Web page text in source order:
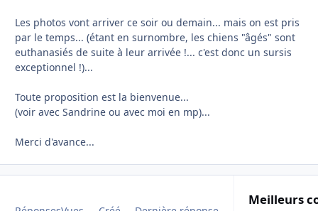
Les photos vont arriver ce soir ou demain... mais on est pris
par le temps... (étant en surnombre, les chiens "âgés" sont
euthanasiés de suite à leur arrivée !... c'est donc un sursis
exceptionnel !)...
Toute proposition est la bienvenue...
(voir avec Sandrine ou avec moi en mp)...
Merci d'avance...
Meilleurs